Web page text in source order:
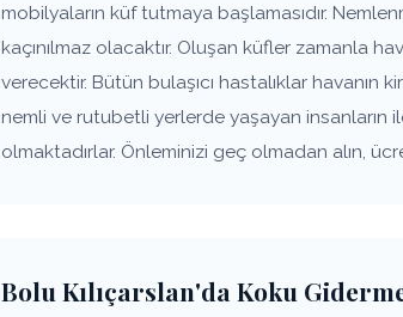
mobilyaların küf tutmaya başlamasıdır.
kaçınılmaz olacaktır. Oluşan küfler zamanla
verecektir. Bütün bulaşıcı hastalıklar havanın
nemli ve rutubetli yerlerde yaşayan insanların
olmaktadırlar. Önleminizi geç olmadan alın,
Bolu Kılıçarslan'da Koku